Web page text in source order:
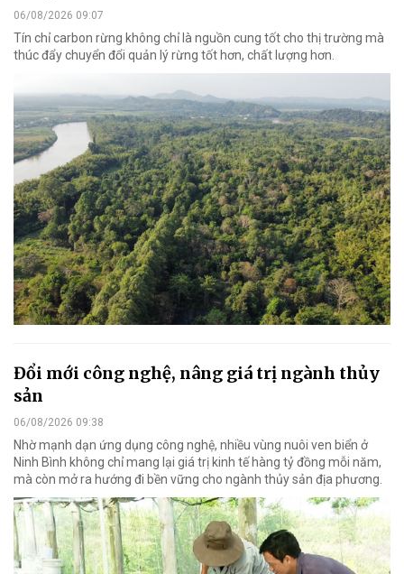
06/08/2026 09:07
Tín chỉ carbon rừng không chỉ là nguồn cung tốt cho thị trường mà
thúc đẩy chuyển đổi quản lý rừng tốt hơn, chất lượng hơn.
Đổi mới công nghệ, nâng giá trị ngành thủy
sản
06/08/2026 09:38
Nhờ mạnh dạn ứng dụng công nghệ, nhiều vùng nuôi ven biển ở
Ninh Bình không chỉ mang lại giá trị kinh tế hàng tỷ đồng mỗi năm,
mà còn mở ra hướng đi bền vững cho ngành thủy sản địa phương.